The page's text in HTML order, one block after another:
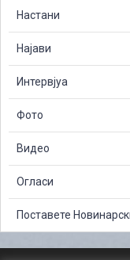
Настани
Најави
Интервјуа
Фото
Видео
Огласи
Поставете